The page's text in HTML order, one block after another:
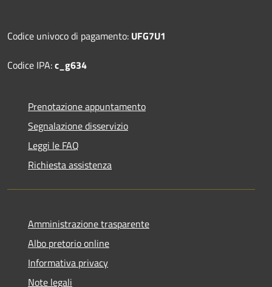
Codice univoco di pagamento: UFG7U1
Codice IPA:c_g634
Prenotazione appuntamento
Segnalazione disservizio
Leggi le FAQ
Richiesta assistenza
Amministrazione trasparente
Albo pretorio online
Informativa privacy
Note legali